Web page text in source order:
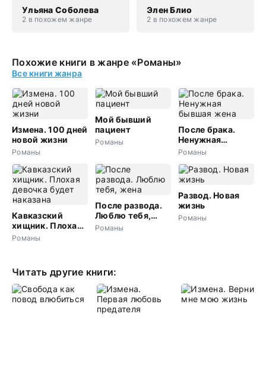
Ульяна Соболева
2 в похожем жанре
Элен Блио
2 в похожем жанре
Похожие книги в жанре «Романы»
Все книги жанра
Измена. 100 дней
новой жизни
Романы
Мой бывший
пациент
Романы
После брака.
Ненужная
бывшая жена
Романы
Кавказский
хищник. Плохая
девочка будет
Романы
После развода.
Люблю тебя,
жена
Романы
Развод. Новая
жизнь
Романы
Читать другие книги: